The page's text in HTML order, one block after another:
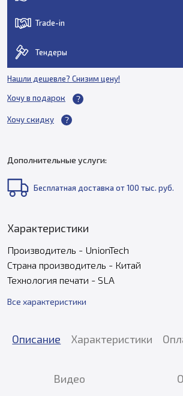
Trade-in
Тендеры
Нашли дешевле? Снизим цену!
Хочу в подарок
Хочу скидку
Дополнительные услуги:
Бесплатная доставка от 100 тыс. руб.
Характеристики
Производитель - UnionTech
Страна производитель - Китай
Технология печати - SLA
Все характеристики
Описание Характеристики
Видео